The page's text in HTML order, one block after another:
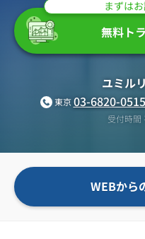
まずは
無料ト
ユミル
東京03-6820-0515
受付時間
WEBから